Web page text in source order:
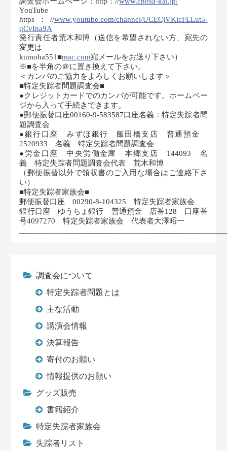
YouTube
https：//www.youtube.com/channel/UCECjVKicFLLut5-
qCvIna9A
発行責任者荒木和博（送信を希望されない方、宛先の
変更は
kumoha551■mac.com宛メールをお送り下さい）
※■を半角の＠に置き換えて下さい。
＜カンパのご協力をよろしくお願いします＞
■特定失踪者問題調査会■
●クレジットカードでのカンパが可能です。ホームペー
ジから入って手続きできます。
●郵便振替口座00160-9-583587口座名義：特定失踪者問
題調査会
●銀行口座 みずほ銀行 飯田橋支店 普通預金
2520933 名義 特定失踪者問題調査会
●労金口座 中央労働金庫 本郷支店 144093 名
義 特定失踪者問題調査会代表 荒木和博
（郵便振替以外で領収書のご入用な場合はご連絡下さ
い）
■特定失踪者家族会■
郵便振替口座 00290-8-104325 特定失踪者家族会
銀行口座 ゆうちょ銀行 普通預金 店番128 口座番
号4097270 特定失踪者家族会 代表者大澤昭一
調査会について
特定失踪者問題とは
主な活動
講演会情報
決算報告
寄付のお願い
情報提供のお願い
グッズ販売
書籍紹介
特定失踪者家族会
失踪者リスト